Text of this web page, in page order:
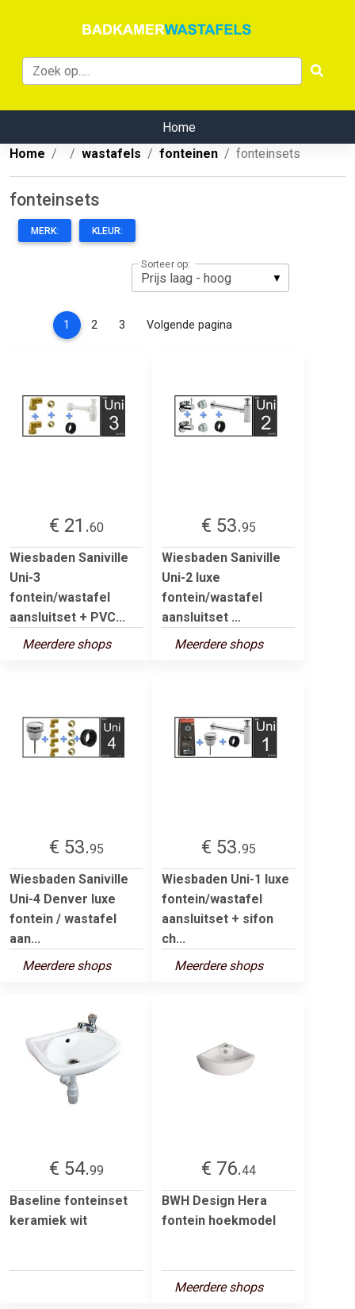
Home
Home
wastafels fonteinen fonteinsets
fonteinsets
MERK: KLEUR:
Sorteer op:
1 (current)
2 3 Volgende pagina
€ 21.60
Wiesbaden Saniville
Uni-3
fontein/wastafel
aansluitset + PVC...
Meerdere shops
€ 53.95
Wiesbaden Saniville
Uni-2 luxe
fontein/wastafel
aansluitset ...
Meerdere shops
€ 53.95
Wiesbaden Saniville
Uni-4 Denver luxe
fontein / wastafel
aan...
Meerdere shops
€ 53.95
Wiesbaden Uni-1 luxe
fontein/wastafel
aansluitset + sifon
ch...
Meerdere shops
€ 54.99
Baseline fonteinset
keramiek wit
€ 76.44
BWH Design Hera
fontein hoekmodel
Meerdere shops